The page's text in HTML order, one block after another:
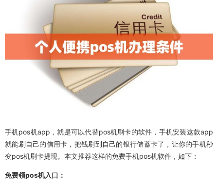
手机pos机app，就是可以代替pos机刷卡的软件，手机安装这款app
就能刷自己的信用卡，把钱刷到自己的银行储蓄卡了，让你的手机秒
变pos机刷卡提现。本文推荐这样的免费手机pos机软件，如下：
免费领pos机入口：